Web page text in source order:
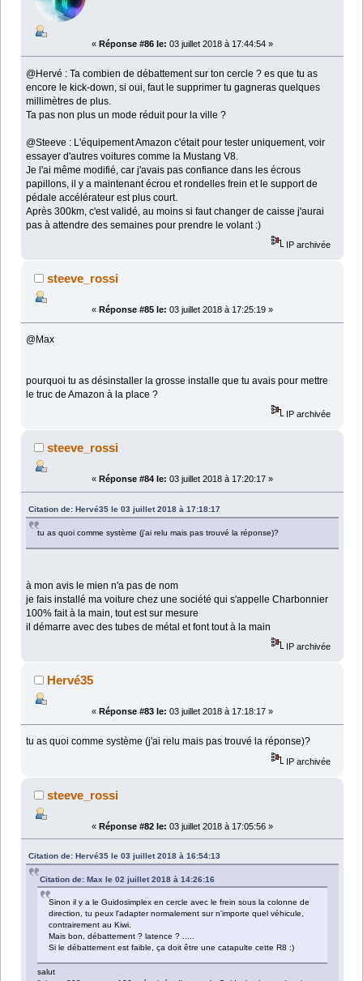
« Réponse #86 le: 03 juillet 2018 à 17:44:54 »
@Hervé : Ta combien de débattement sur ton cercle ? es que tu as
encore le kick-down, si oui, faut le supprimer tu gagneras quelques
millimètres de plus.
Ta pas non plus un mode réduit pour la ville ?
@Steeve : L'équipement Amazon c'était pour tester uniquement, voir
essayer d'autres voitures comme la Mustang V8.
Je l'ai même modifié, car j'avais pas confiance dans les écrous
papillons, il y a maintenant écrou et rondelles frein et le support de
pédale accélérateur est plus court.
Après 300km, c'est validé, au moins si faut changer de caisse j'aurai
pas à attendre des semaines pour prendre le volant :)
IP archivée
steeve_rossi
« Réponse #85 le: 03 juillet 2018 à 17:25:19 »
@Max
pourquoi tu as désinstaller la grosse installe que tu avais pour mettre
le truc de Amazon à la place ?
IP archivée
steeve_rossi
« Réponse #84 le: 03 juillet 2018 à 17:20:17 »
Citation de: Hervé35 le 03 juillet 2018 à 17:18:17
tu as quoi comme système (j'ai relu mais pas trouvé la réponse)?
à mon avis le mien n'a pas de nom
je fais installé ma voiture chez une société qui s'appelle Charbonnier
100% fait à la main, tout est sur mesure
il démarre avec des tubes de métal et font tout à la main
IP archivée
Hervé35
« Réponse #83 le: 03 juillet 2018 à 17:18:17 »
tu as quoi comme système (j'ai relu mais pas trouvé la réponse)?
IP archivée
steeve_rossi
« Réponse #82 le: 03 juillet 2018 à 17:05:56 »
Citation de: Hervé35 le 03 juillet 2018 à 16:54:13
Citation de: Max le 02 juillet 2018 à 14:26:16
Sinon il y a le Guidosimplex en cercle avec le frein sous la colonne de
direction, tu peux l'adapter normalement sur n'importe quel véhicule,
contrairement au Kiwi.
Mais bon, débattement ? latence ? .....
Si le débattement est faible, ça doit être une catapulte cette R8 :)
salut